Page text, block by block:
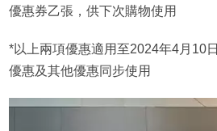
優惠券乙張，供下次購物使用
*以上兩項優惠適用至2024年4月10
優惠及其他優惠同步使用